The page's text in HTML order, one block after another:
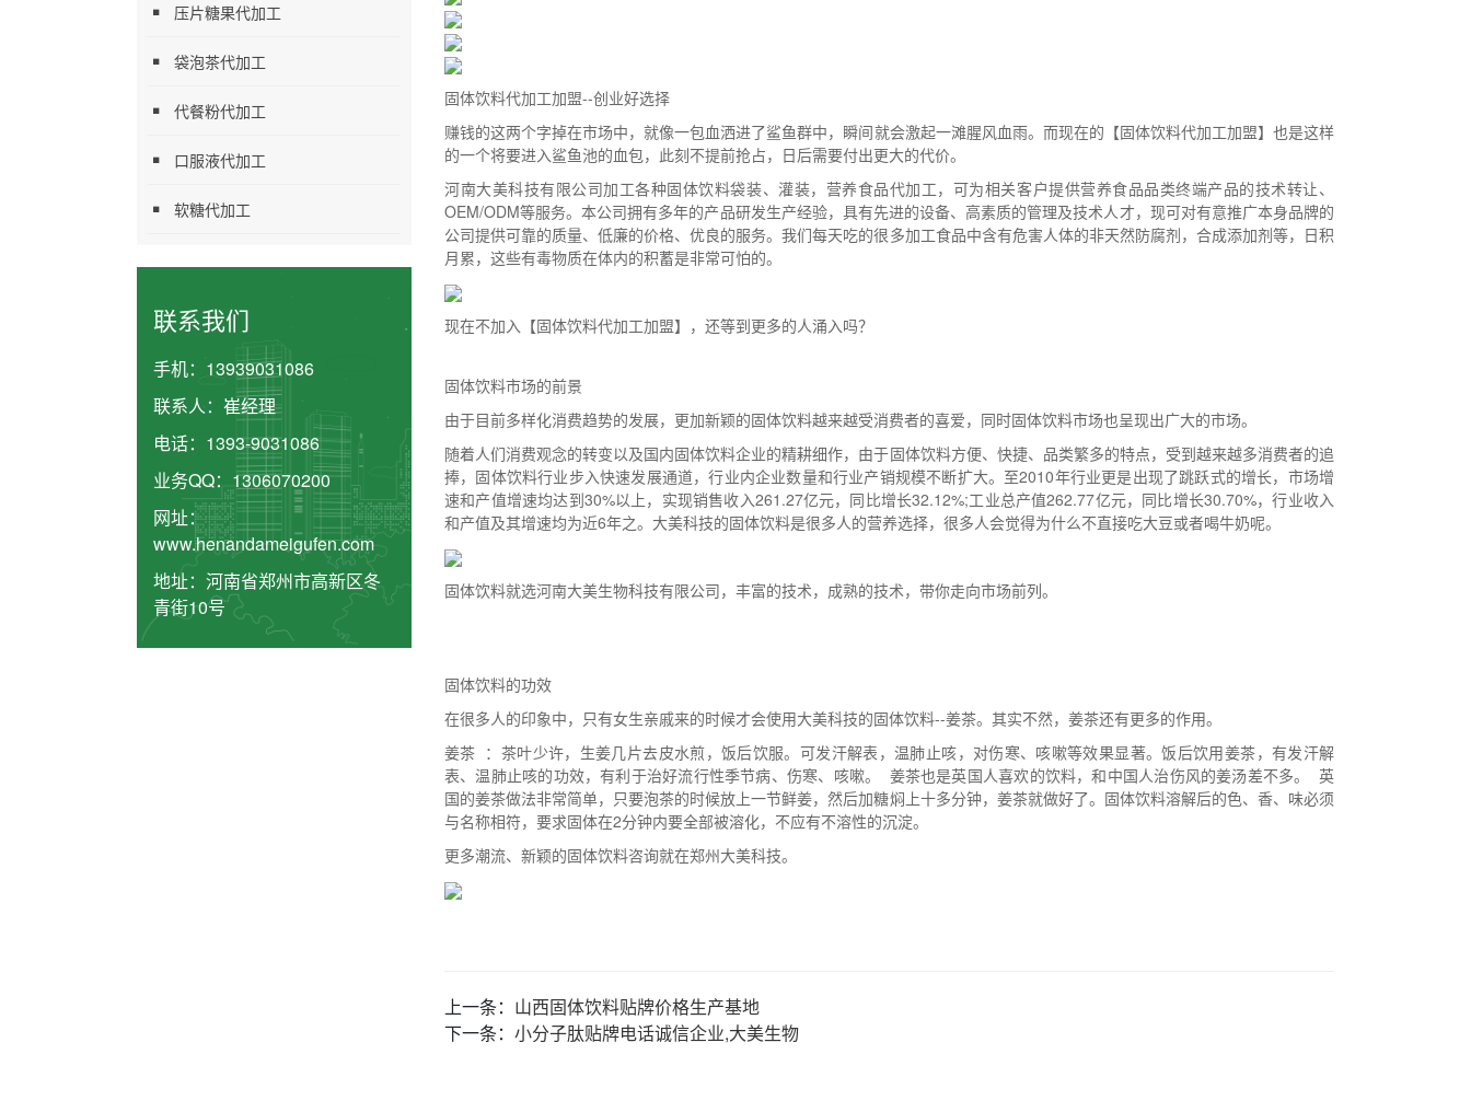
压片糖果代加工
袋泡茶代加工
代餐粉代加工
口服液代加工
软糖代加工
联系我们
手机： 13939031086
联系人： 崔经理
电话： 1393-9031086
业务QQ： 1306070200
网址：
www.henandameigufen.com
地址： 河南省郑州市高新区冬
青街10号
固体饮料代加工加盟--创业好选择
赚钱的这两个字掉在市场中，就像一包血洒进了鲨鱼群中，瞬间就会激起一滩腥风血雨。而现在的【固体饮料代加工加盟】也是这样
的一个将要进入鲨鱼池的血包，此刻不提前抢占，日后需要付出更大的代价。
河南大美科技有限公司加工各种固体饮料袋装、灌装，营养食品代加工，可为相关客户提供营养食品品类终端产品的技术转让、
OEM/ODM等服务。本公司拥有多年的产品研发生产经验，具有先进的设备、高素质的管理及技术人才，现可对有意推广本身品牌的
公司提供可靠的质量、低廉的价格、优良的服务。我们每天吃的很多加工食品中含有危害人体的非天然防腐剂，合成添加剂等，日积
月累，这些有毒物质在体内的积蓄是非常可怕的。
现在不加入 【固体饮料代加工加盟】，还等到更多的人涌入吗？
固体饮料市场的前景
由于目前多样化消费趋势的发展，更加新颖的固体饮料越来越受消费者的喜爱，同时固体饮料市场也呈现出广大的市场。
随着人们消费观念的转变以及国内固体饮料企业的精耕细作，由于固体饮料方便、快捷、品类繁多的特点，受到越来越多消费者的追
捧，固体饮料行业步入快速发展通道，行业内企业数量和行业产销规模不断扩大。至2010年行业更是出现了跳跃式的增长，市场增
速和产值增速均达到30%以上，实现销售收入261.27亿元，同比增长32.12%;工业总产值262.77亿元，同比增长30.70%，行业收入
和产值及其增速均为近6年之。大美科技的固体饮料是很多人的营养选择，很多人会觉得为什么不直接吃大豆或者喝牛奶呢。
固体饮料就选河南大美生物科技有限公司，丰富的技术，成熟的技术，带你走向市场前列。
固体饮料的功效
在很多人的印象中，只有女生亲戚来的时候才会使用大美科技的固体饮料--姜茶。其实不然，姜茶还有更多的作用。
姜茶 ：茶叶少许，生姜几片去皮水煎，饭后饮服。可发汗解表，温肺止咳，对伤寒、咳嗽等效果显著。饭后饮用姜茶，有发汗解
表、温肺止咳的功效，有利于治好流行性季节病、伤寒、咳嗽。 姜茶也是英国人喜欢的饮料，和中国人治伤风的姜汤差不多。 英
国的姜茶做法非常简单，只要泡茶的时候放上一节鲜姜，然后加糖焖上十多分钟，姜茶就做好了。固体饮料溶解后的色、香、味必须
与名称相符，要求固体在2分钟内要全部被溶化，不应有不溶性的沉淀。
更多潮流、新颖的固体饮料咨询就在郑州大美科技。
上一条： 山西固体饮料贴牌价格生产基地
下一条： 小分子肽贴牌电话诚信企业,大美生物